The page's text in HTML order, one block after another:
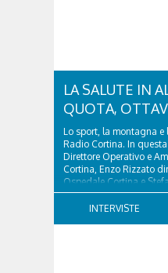
LA SALUTE IN
QUOTA,
Lo sport, la montagna
Radio Cortina. In
Direttore Operativo e
Cortina, Enzo Rizzato
Ospedale Cortina e
Fondazione Cortina.
INTERVISTE